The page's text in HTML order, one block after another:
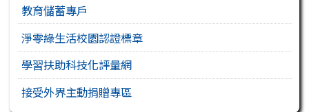
教育儲蓄專戶
淨零綠生活校園認證標章
學習扶助科技化評量網
接受外界主動捐贈專區